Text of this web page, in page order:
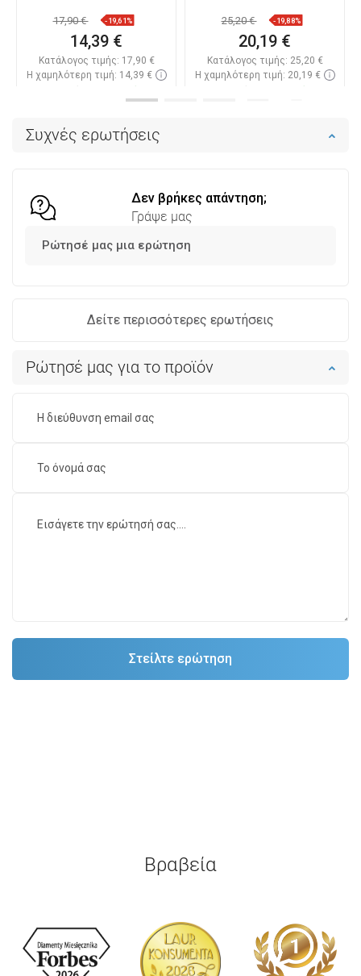
Συχνές ερωτήσεις
Δεν βρήκες απάντηση;
Γράψε μας
Ρώτησέ μας μια ερώτηση
Δείτε περισσότερες ερωτήσεις
Ρώτησέ μας για το προϊόν
17,90 € -19,61%
14,39 €
Κατάλογος τιμής: 17,90 €
Η χαμηλότερη τιμή: 14,39 €
25,20 € -19,88%
20,19 €
Κατάλογος τιμής: 25,20 €
Η χαμηλότερη τιμή: 20,19 €
Βραβεία